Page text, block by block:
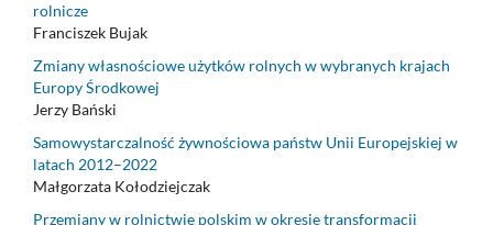
rolnicze
Franciszek Bujak
Zmiany własnościowe użytków rolnych w wybranych krajach
Europy Środkowej
Jerzy Bański
Samowystarczalność żywnościowa państw Unii Europejskiej w
latach 2012–2022
Małgorzata Kołodziejczak
Przemiany w rolnictwie polskim w okresie transformacji